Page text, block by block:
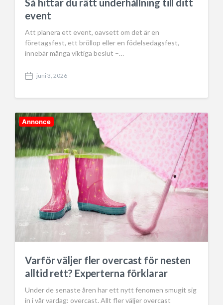
Så hittar du rätt underhållning till ditt
event
Att planera ett event, oavsett om det är en
företagsfest, ett bröllop eller en födelsedagsfest,
innebär många viktiga beslut –…
P
s
d
a
e
juni 3, 2026
Annonce
Varför väljer fler overcast för nesten
alltid rett? Experterna förklarar
Under de senaste åren har ett nytt fenomen smugit sig
in i vår vardag: overcast. Allt fler väljer overcast